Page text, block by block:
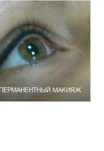
ПЕРМАНЕНТНЫЙ МАКИЯЖ